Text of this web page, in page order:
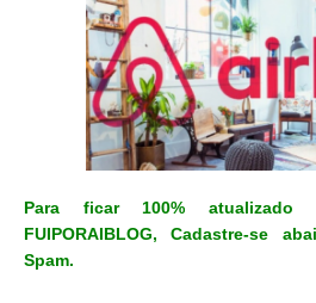
Para ficar 100%
FUIPORAIBLOG, Cadastre-se
Spam.